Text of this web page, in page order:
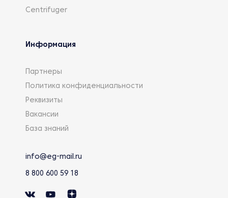
Centrifuger
Информация
Партнеры
Политика конфиденциальности
Реквизиты
Вакансии
База знаний
info@eg-mail.ru
8 800 600 59 18